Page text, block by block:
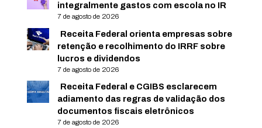
integralmente gastos com escola no IR
7 de agosto de 2026
Receita Federal orienta empresas sobre
retenção e recolhimento do IRRF sobre
lucros e dividendos
7 de agosto de 2026
Receita Federal e CGIBS esclarecem
adiamento das regras de validação dos
documentos fiscais eletrônicos
7 de agosto de 2026